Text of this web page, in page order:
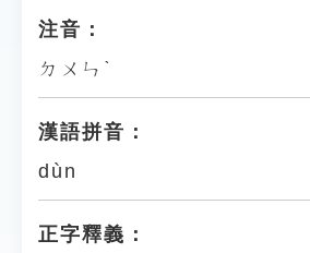
注音：
ㄉㄨㄣˋ
漢語拼音：
dùn
正字釋義：